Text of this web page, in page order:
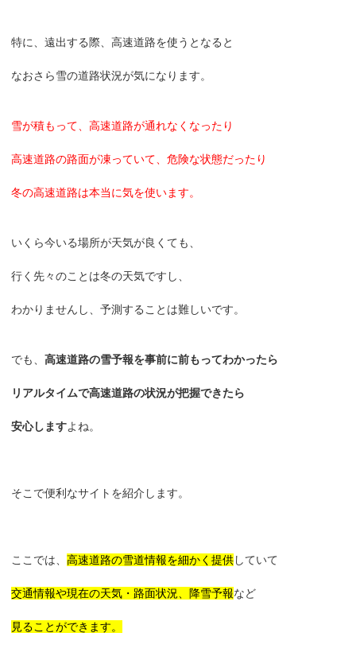
特に、遠出する際、高速道路を使うとなると
なおさら雪の道路状況が気になります。
雪が積もって、高速道路が通れなくなったり
高速道路の路面が凍っていて、危険な状態だったり
冬の高速道路は本当に気を使います。
いくら今いる場所が天気が良くても、
行く先々のことは冬の天気ですし、
わかりませんし、予測することは難しいです。
でも、高速道路の雪予報を事前に前もってわかったら
リアルタイムで高速道路の状況が把握できたら
安心しますよね。
そこで便利なサイトを紹介します。
ここでは、高速道路の雪道情報を細かく提供していて
交通情報や現在の天気・路面状況、降雪予報など
見ることができます。